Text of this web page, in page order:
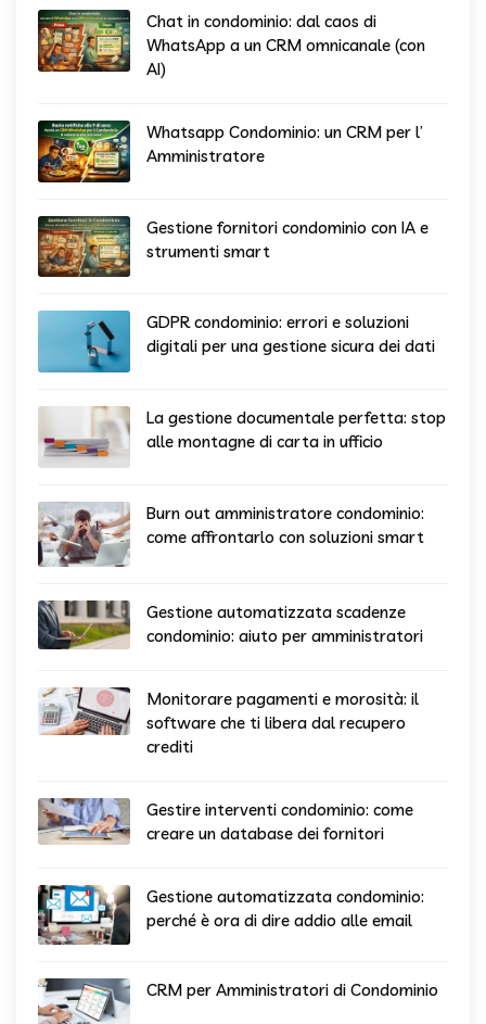
Chat in condominio: dal caos di
WhatsApp a un CRM omnicanale (con
AI)
Whatsapp Condominio: un CRM per l’
Amministratore
Gestione fornitori condominio con IA e
strumenti smart
GDPR condominio: errori e soluzioni
digitali per una gestione sicura dei dati
La gestione documentale perfetta: stop
alle montagne di carta in ufficio
Burn out amministratore condominio:
come affrontarlo con soluzioni smart
Gestione automatizzata scadenze
condominio: aiuto per amministratori
Monitorare pagamenti e morosità: il
software che ti libera dal recupero
crediti
Gestire interventi condominio: come
creare un database dei fornitori
Gestione automatizzata condominio:
perché è ora di dire addio alle email
CRM per Amministratori di Condominio